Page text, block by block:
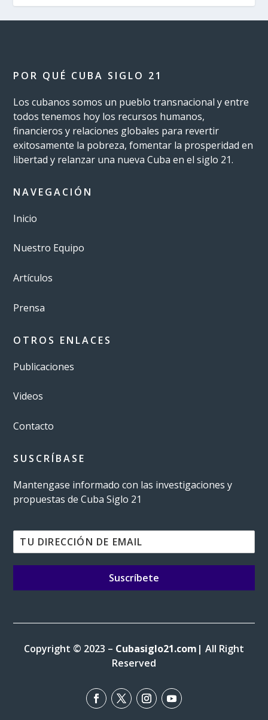
POR QUÉ CUBA SIGLO 21
Los cubanos somos un pueblo transnacional y entre
todos tenemos hoy los recursos humanos,
financieros y relaciones globales para revertir
exitosamente la pobreza, fomentar la prosperidad en
libertad y relanzar una nueva Cuba en el siglo 21.
NAVEGACIÓN
Inicio
Nuestro Equipo
Artículos
Prensa
OTROS ENLACES
Publicaciones
Videos
Contacto
SUSCRÍBASE
Mantengase informado con las investigaciones y
propuestas de Cuba Siglo 21
Suscríbete
Copyright © 2023 – Cubasiglo21.com | All Right
Reserved